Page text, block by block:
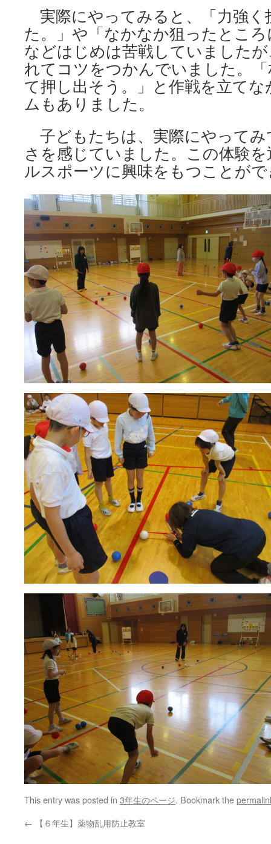
実際にやってみると、「力強く
た。」や「なかなか狙ったとこ
などはじめは苦戦していました
れてコツをつかんでいました。
て押し出そう。」と作戦を立て
ムもありました。
子どもたちは、実際にやって
さを感じていました。この体験
ルスポーツに興味をもつことが
This entry was posted in 3年生のページ. Bookmark the
← 【６年生】薬物乱用防止教室